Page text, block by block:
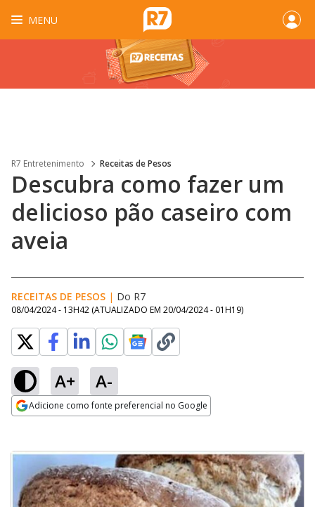
MENU
R7 Entretenimento Receitas de Pesos
Descubra como fazer um
delicioso pão caseiro com
aveia
RECEITAS DE PESOS | Do R7
08/04/2024 - 13H42 (ATUALIZADO EM 20/04/2024 - 01H19)
A+ A-
Adicione como fonte preferencial no Google